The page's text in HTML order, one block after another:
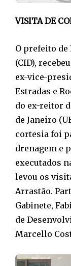
VISITA DE
O prefeito
(CID),
ex-vice-
Estradas e
do ex-reitor
de Janeiro
cortesia foi
drenagem e
executados
levou os
Arrastão.
Gabinete,
de
Marcello